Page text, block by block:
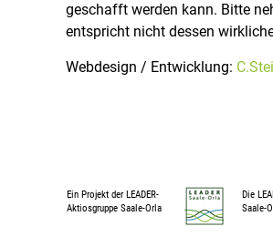
g
geschafft werden kann. Bitte
entspricht nicht dessen
Webdesign / Entwicklung:
Ein Projekt der LEADER-
Aktiosgruppe Saale-Orla
Die
Saale-